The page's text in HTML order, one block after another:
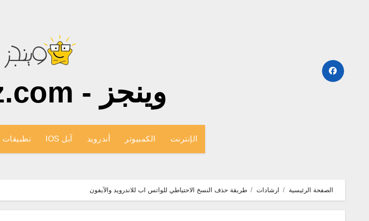
وينجز - wingiz.com
الإنترنت الكمبيوتر أندرويد آبل IOS تطبيقات
الصفحة الرئيسية ارشادات طريقة حذف النسخ الاحتياطي للواتس اب للاندرويد والآيفون